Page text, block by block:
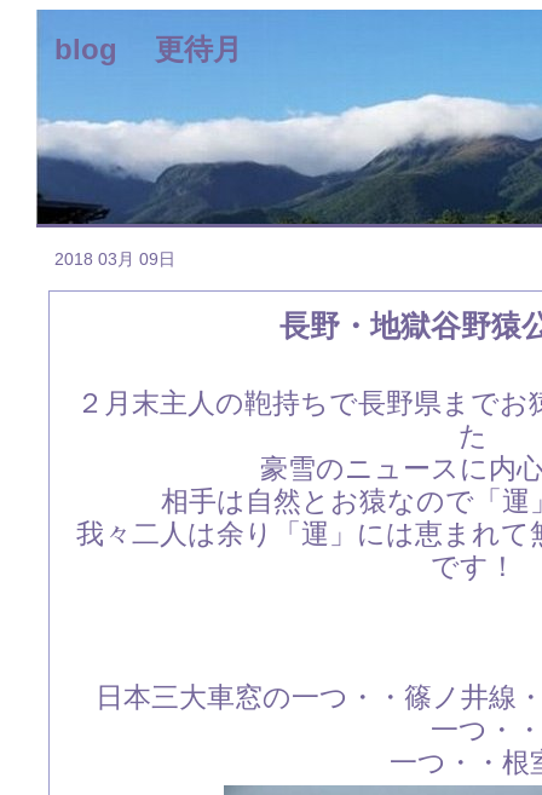
blog 更待月
2018 03月 09日
長野・地獄谷野猿
２月末主人の鞄持ちで長野県まで
た
豪雪のニュースに内
相手は自然とお猿なので「運
我々二人は余り「運」には恵まれ
です！
日本三大車窓の一つ・・篠ノ井線
一つ・・肥薩
一つ・・根室本